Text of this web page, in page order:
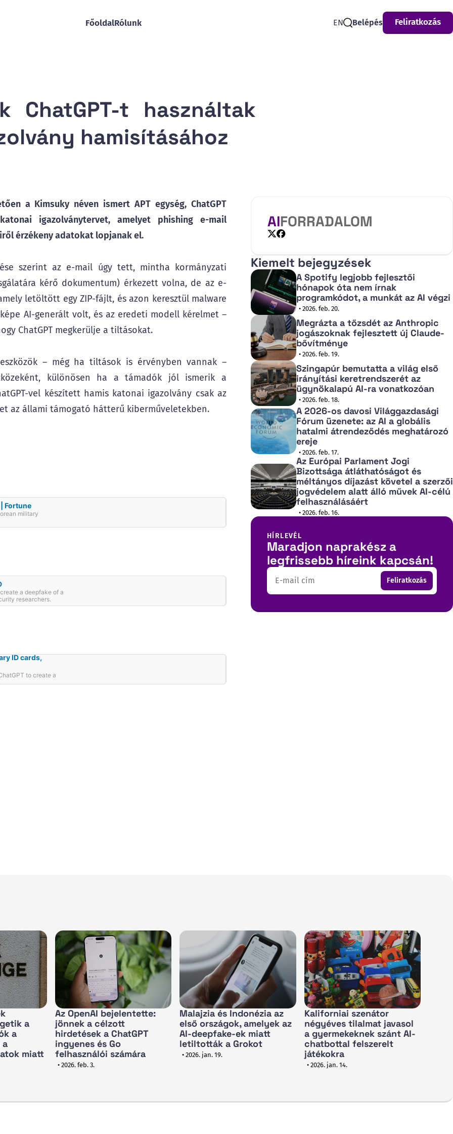
FőoldalRólunk
EN
Belépés Feliratkozás
ChatGPT-t használtak
hamisításához
a Kimsuky néven ismert APT egység, ChatGPT
igazolványtervet, amelyet phishing e-mail
érzékeny adatokat lopjanak el.
szerint az e-mail úgy tett, mintha kormányzati
kérő dokumentum) érkezett volna, de az e-
letöltött egy ZIP-fájlt, és azon keresztül malware
AI-generált volt, és az eredeti modell kérelmet –
ChatGPT megkerülje a tiltásokat.
– még ha tiltások is érvényben vannak –
különösen ha a támadók jól ismerik a
vel készített hamis katonai igazolvány csak az
az állami támogató hátterű kiberműveletekben.
Fortune
military
a deepfake of a
researchers.
ID cards,
to create a
AIFORRADALOM
Kiemelt bejegyzések
A Spotify legjobb fejlesztői
hónapok óta nem írnak
programkódot, a munkát az AI végzi
• 2026. feb. 20.
Megrázta a tőzsdét az Anthropic
jogászoknak fejlesztett új Claude-
bővítménye
• 2026. feb. 19.
Szingapúr bemutatta a világ első
irányítási keretrendszerét az
ügynökalapú AI-ra vonatkozóan
• 2026. feb. 18.
A 2026-os davosi Világgazdasági
Fórum üzenete: az AI a globális
hatalmi átrendeződés meghatározó
ereje
• 2026. feb. 17.
Az Európai Parlament Jogi
Bizottsága átláthatóságot és
méltányos díjazást követel a szerzői
jogvédelem alatt álló művek AI-célú
felhasználásáért
• 2026. feb. 16.
HÍRLEVÉL
Maradjon naprakész a
legfrissebb híreink kapcsán!
Email Feliratkozás
a
a
a
miatt
Az OpenAI bejelentette:
jönnek a célzott
hirdetések a ChatGPT
ingyenes és Go
felhasználói számára
• 2026. feb. 3.
Malajzia és Indonézia az
első országok, amelyek az
AI-deepfake-ek miatt
letiltották a Grokot
• 2026. jan. 19.
Kaliforniai szenátor
négyéves tilalmat javasol
a gyermekeknek szánt AI-
chatbottal felszerelt
játékokra
• 2026. jan. 14.